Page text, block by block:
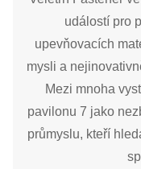
událostí pro
upevňovacích
mysli a
Mezi mnoha
pavilonu 7 jako
průmyslu, kteří